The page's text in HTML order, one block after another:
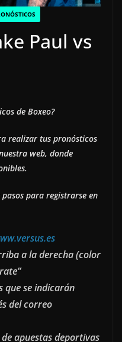
Paul vs
de Boxeo?
realizar tus pronósticos
web, donde
para registrarse en
a la derecha (color
que se indicarán
del correo
apuestas deportivas